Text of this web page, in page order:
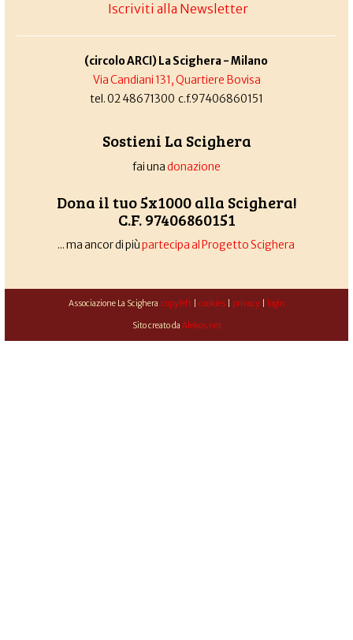
Iscriviti alla Newsletter
(circolo ARCI) La Scighera - Milano
Via Candiani 131, Quartiere Bovisa
tel. 02 48671300 c.f.97406860151
Sostieni La Scighera
fai unadonazione
Dona il tuo 5x1000 alla Scighera!
C.F. 97406860151
... ma ancor di piùpartecipa al Progetto Scighera
Associazione La Scighera copyleft| cookies| privacy| login
Sito creato da Alekos.net